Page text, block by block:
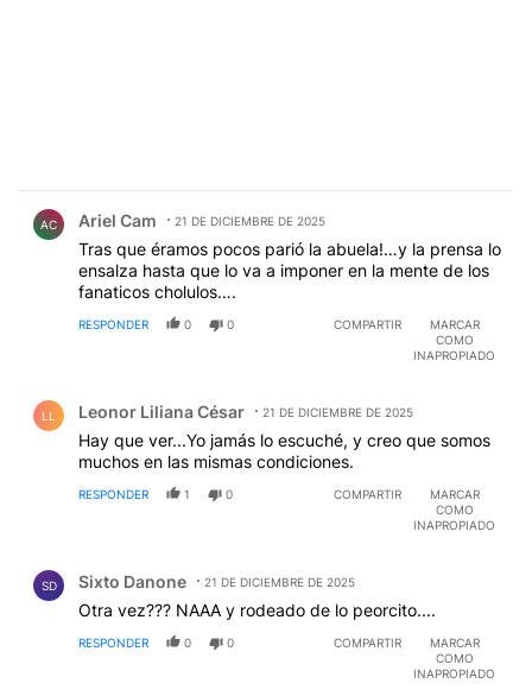
AC Ariel Cam 21 DE DICIEMBRE DE 2025
Tras que éramos pocos parió la abuela!…y la prensa lo
ensalza hasta que lo va a imponer en la mente de los
fanaticos cholulos….
RESPONDER 0 0 COMPARTIR
MARCAR
COMO
INAPROPIADO
LL Leonor Liliana César 21 DE DICIEMBRE DE 2025
Hay que ver...Yo jamás lo escuché, y creo que somos
muchos en las mismas condiciones.
RESPONDER 1 0 COMPARTIR
MARCAR
COMO
INAPROPIADO
SD Sixto Danone 21 DE DICIEMBRE DE 2025
Otra vez??? NAAA y rodeado de lo peorcito....
RESPONDER 0 0 COMPARTIR
MARCAR
COMO
INAPROPIADO